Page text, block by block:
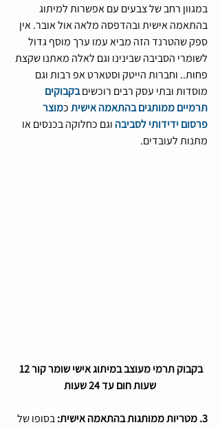
במגוון רחב של צבעים עם אפשרות למיתוג
בהתאמה אישית ובהדפסה מלאה אול אובר. אין
ספק שהטרנד הזה מביא עמו ערך מוסף גדול
לשומרי הסביבה שבינינו וגם לאלה מאתנו שקצת
פחות.. וחברות הייטק וסטארט אפ רבות וגם
מוסדות ובתי עסק רבים רוכשים בקבוקים
תרמיים ממותגים בהתאמה אישית כמוצר
פרסום ידידותי לסביבה וגם כחלוקה בכנסים או
מתנות לעובדים.
שעות חום עד 24 שעות
3. מטריות ממותגות בהתאמה אישית:
בסופו של